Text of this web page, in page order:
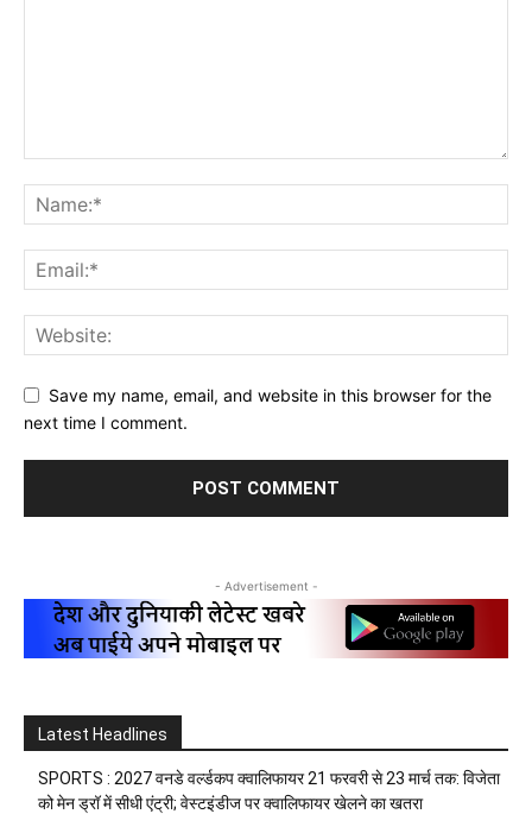
Save my name, email, and website in this browser for the
next time I comment.
- Advertisement -
Latest Headlines
SPORTS : 2027 वनडे वर्ल्डकप क्वालिफायर 21 फरवरी से 23 मार्च तक: विजेता
को मेन ड्रॉ में सीधी एंट्री; वेस्टइंडीज पर क्वालिफायर खेलने का खतरा